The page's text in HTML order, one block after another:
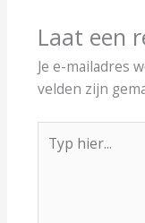
Laat een
Je e-mailadres
velden zijn
hier...